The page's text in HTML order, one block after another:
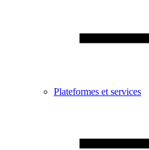
Plateformes et services